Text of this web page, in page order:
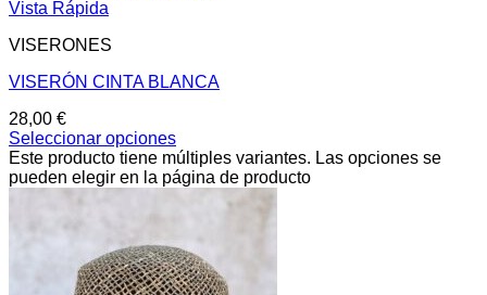
Vista Rápida
VISERONES
VISERÓN CINTA BLANCA
28,00 €
Seleccionar opciones
Este producto tiene múltiples variantes. Las opciones se
pueden elegir en la página de producto